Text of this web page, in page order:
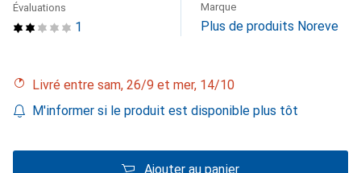
1
Évaluations Marque
Plus de produits Noreve
Livré entre sam, 26/9 et mer, 14/10
M'informer si le produit est disponible plus tôt
Ajouter au panier